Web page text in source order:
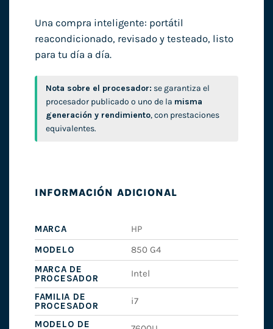
Una compra inteligente: portátil
reacondicionado, revisado y testeado, listo
para tu día a día.
Nota sobre el procesador: se garantiza el
procesador publicado o uno de la misma
generación y rendimiento, con prestaciones
equivalentes.
INFORMACIÓN ADICIONAL
MARCA
HP
MODELO
850 G4
MARCA DE
PROCESADOR
Intel
FAMILIA DE
PROCESADOR
i7
MODELO DE